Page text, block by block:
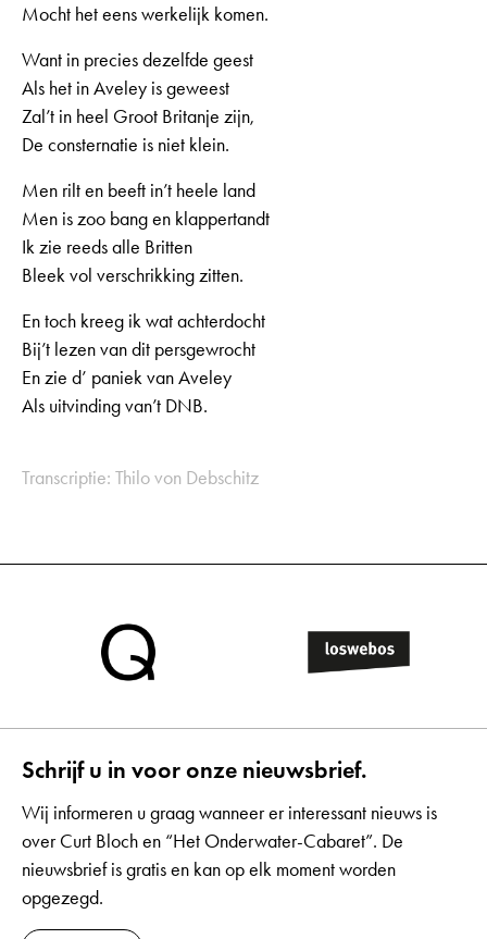
Mocht het eens werkelijk komen.
Want in precies dezelfde geest
Als het in Aveley is geweest
Zal’t in heel Groot Britanje zijn,
De consternatie is niet klein.
Men rilt en beeft in’t heele land
Men is zoo bang en klappertandt
Ik zie reeds alle Britten
Bleek vol verschrikking zitten.
En toch kreeg ik wat achterdocht
Bij’t lezen van dit persgewrocht
En zie d’ paniek van Aveley
Als uitvinding van’t DNB.
Transcriptie: Thilo von Debschitz
Schrijf u in voor onze nieuwsbrief.
Wij informeren u graag wanneer er interessant nieuws is
over Curt Bloch en “Het Onderwater-Cabaret”. De
nieuwsbrief is gratis en kan op elk moment worden
opgezegd.